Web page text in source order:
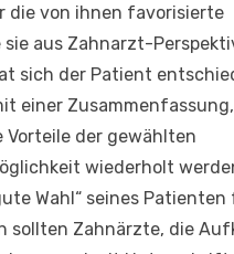
die von ihnen favorisierte
sie aus Zahnarzt-
sich der Patient
einer
Vorteile der gewählten
wiederholt
Wahl“ seines
sollten Zahnärzte, die